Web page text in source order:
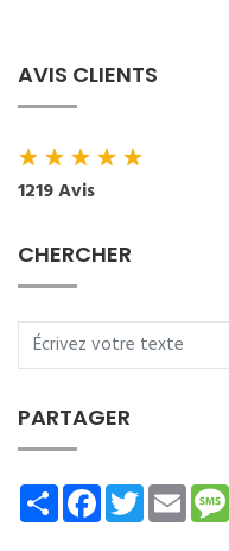
AVIS CLIENTS
★★★★★
1219 Avis
CHERCHER
PARTAGER
ShareFacebookTwitterEmail